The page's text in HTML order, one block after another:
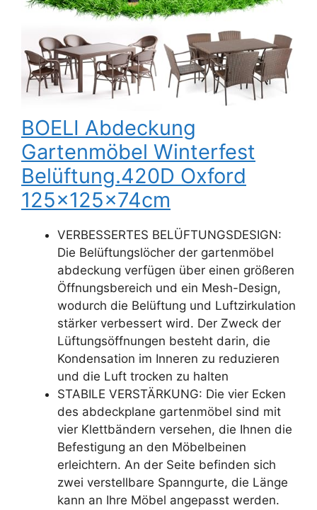
BOELI Abdeckung
Gartenmöbel Winterfest
Belüftung.420D Oxford
125x125x74cm
VERBESSERTES BELÜFTUNGSDESIGN:
Die Belüftungslöcher der gartenmöbel
abdeckung verfügen über einen größeren
Öffnungsbereich und ein Mesh-Design,
wodurch die Belüftung und Luftzirkulation
stärker verbessert wird. Der Zweck der
Lüftungsöffnungen besteht darin, die
Kondensation im Inneren zu reduzieren
und die Luft trocken zu halten
STABILE VERSTÄRKUNG: Die vier Ecken
des abdeckplane gartenmöbel sind mit
vier Klettbändern versehen, die Ihnen die
Befestigung an den Möbelbeinen
erleichtern. An der Seite befinden sich
zwei verstellbare Spanngurte, die Länge
kann an Ihre Möbel angepasst werden.